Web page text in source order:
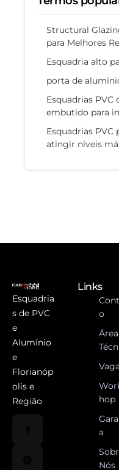
Structural
para Melhores
Esquadria alto
porta de
Esquadrias
embutido para
Esquadrias
atingir níveis
Esquadria
s de PVC
e
Alumínio
e
Florianóp
olis e
Região
Links
o
Área
hop
a
Nós